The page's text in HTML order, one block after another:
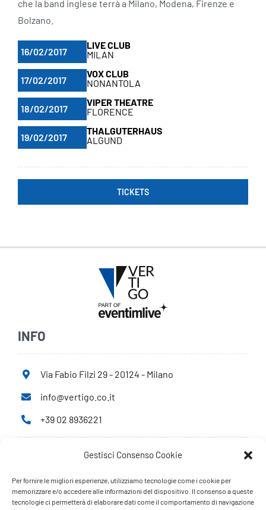
Gestisci Consenso Cookie
Per fornire le migliori esperienze, utilizziamo tecnologie come i cookie per
memorizzare e/o accedere alle informazioni del dispositivo. Il consenso a queste
tecnologie ci permetterà di elaborare dati come il comportamento di navigazione
che la band inglese terrà a Milano, Modena, Firenze e
Bolzano.
16/02/2017
LIVE CLUB
MILAN
17/02/2017
VOX CLUB
NONANTOLA
18/02/2017
VIPER THEATRE
FLORENCE
19/02/2017
THALGUTERHAUS
ALGUND
TICKETS
INFO
Via Fabio Filzi 29 - 20124 - Milano
info@vertigo.co.it
+39 02 8936221
Privacy Policy
Cookie Policy